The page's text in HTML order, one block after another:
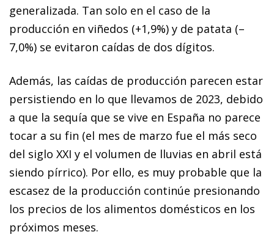
generalizada. Tan solo en el caso de la
producción en viñedos (+1,9%) y de patata (–
7,0%) se evitaron caídas de dos dígitos.
Además, las caídas de producción parecen estar
persistiendo en lo que llevamos de 2023, debido
a que la sequía que se vive en España no parece
tocar a su fin (el mes de marzo fue el más seco
del siglo XXI y el volumen de lluvias en abril está
siendo pírrico). Por ello, es muy probable que la
escasez de la producción continúe presionando
los precios de los alimentos domésticos en los
próximos meses.